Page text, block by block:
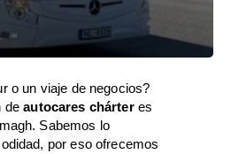
o un viaje de negocios?
deautocares chárteres
Sabemos lo
por eso ofrecemos